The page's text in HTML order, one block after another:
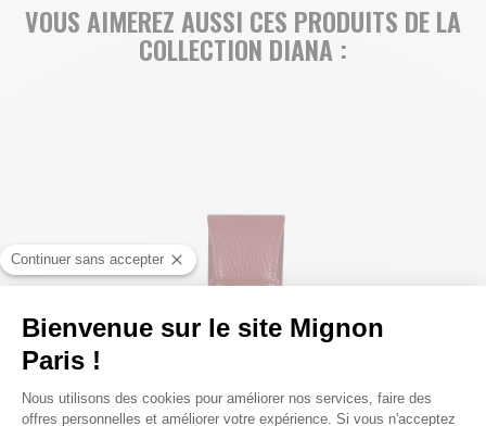
VOUS AIMEREZ AUSSI CES PRODUITS DE LA
COLLECTION DIANA :